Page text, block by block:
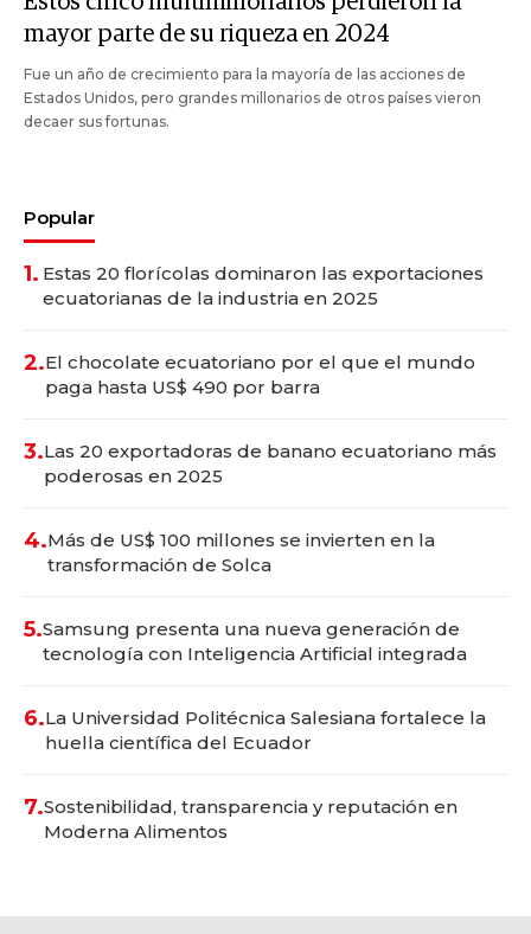
mayor parte de su riqueza en 2024
Fue un año de crecimiento para la mayoría de las acciones de
Estados Unidos, pero grandes millonarios de otros países vieron
decaer sus fortunas.
Popular
1. Estas 20 florícolas dominaron las exportaciones
ecuatorianas de la industria en 2025
2.El chocolate ecuatoriano por el que el mundo
paga hasta US$ 490 por barra
3.Las 20 exportadoras de banano ecuatoriano más
poderosas en 2025
4.Más de US$ 100 millones se invierten en la
transformación de Solca
5.Samsung presenta una nueva generación de
tecnología con Inteligencia Artificial integrada
6.La Universidad Politécnica Salesiana fortalece la
huella científica del Ecuador
7.Sostenibilidad, transparencia y reputación en
Moderna Alimentos